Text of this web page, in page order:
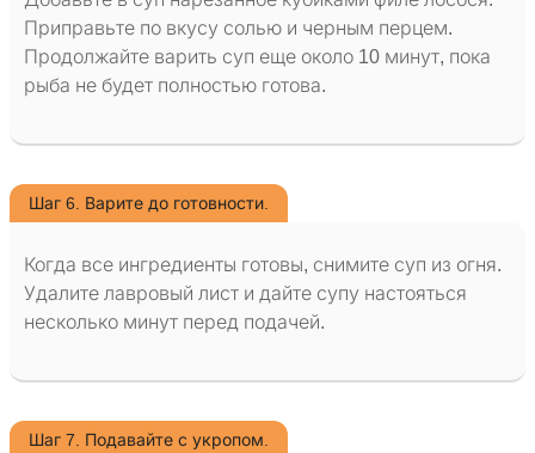
Приправьте по вкусу солью и черным перцем.
Продолжайте варить суп еще около 10 минут, пока
рыба не будет полностью готова.
Шаг 6. Варите до готовности.
Когда все ингредиенты готовы, снимите суп из огня.
Удалите лавровый лист и дайте супу настояться
несколько минут перед подачей.
Шаг 7. Подавайте с укропом.